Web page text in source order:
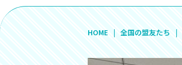
HOME 全国の盟友たち